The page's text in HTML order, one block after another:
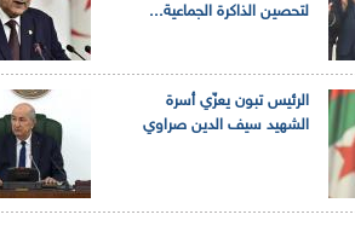
لتحصين الذاكرة الجماعية...
الرئيس تبون يعزّي أسرة
الشهيد سيف الدين صراوي